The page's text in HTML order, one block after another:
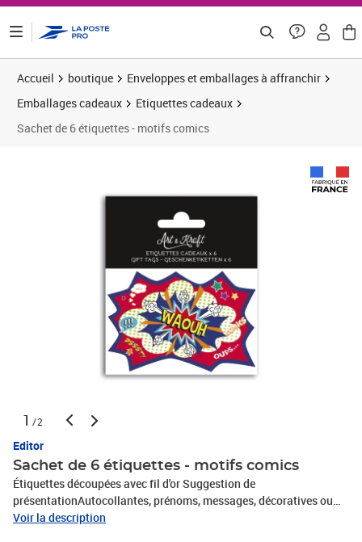
Accueil boutique
Enveloppes et emballages à affranchir
Emballages cadeaux
Etiquettes cadeaux
Sachet de 6 étiquettes - motifs comics
1 /2
Editor
Sachet de 6 étiquettes - motifs comics
Étiquettes découpées avec fil d'or Suggestion de
présentationAutocollantes, prénoms, messages, décoratives ou
accessoirisées les étiquettes sont la touche finale sur un paquet
Voir la description